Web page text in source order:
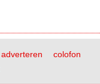
adverteren
colofon